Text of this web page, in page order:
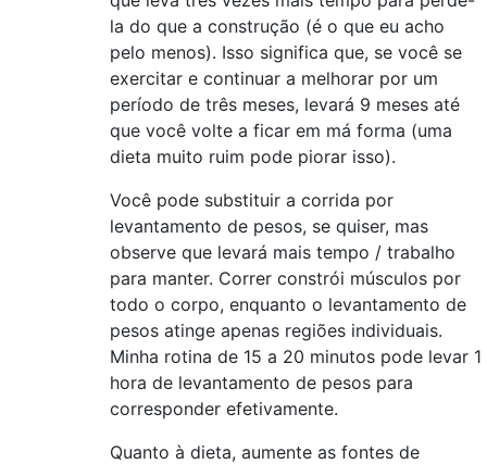
la do que a construção (é o que eu acho
pelo menos). Isso significa que, se você se
exercitar e continuar a melhorar por um
período de três meses, levará 9 meses até
que você volte a ficar em má forma (uma
dieta muito ruim pode piorar isso).
Você pode substituir a corrida por
levantamento de pesos, se quiser, mas
observe que levará mais tempo / trabalho
para manter. Correr constrói músculos por
todo o corpo, enquanto o levantamento de
pesos atinge apenas regiões individuais.
Minha rotina de 15 a 20 minutos pode levar 1
hora de levantamento de pesos para
corresponder efetivamente.
Quanto à dieta, aumente as fontes de